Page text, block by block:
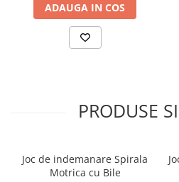
ADAUGA IN COS
PRODUSE
Joc de indemanare Spirala
Motrica cu Bile